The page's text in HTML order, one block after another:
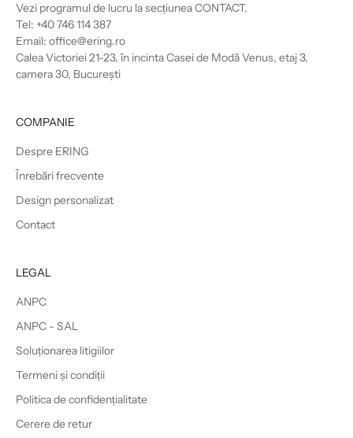
Vezi programul de lucru la secțiuneaCONTACT.
Tel: +40 746 114 387
Email: office@ering.ro
Calea Victoriei 21-23, în incinta Casei de Modă Venus, etaj 3,
camera 30, București
COMPANIE
Despre ERING
Înrebări frecvente
Design personalizat
Contact
LEGAL
ANPC
ANPC - SAL
Soluționarea litigiilor
Termeni și condiții
Politica de confidențialitate
Cerere de retur